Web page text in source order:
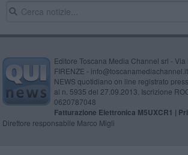
Editore Toscana Media Channel srl -
FIRENZE -
NEWS quotidiano on line registrato
al n. 5935 del 27.09.2013. Iscrizione
0620787048
Fatturazione Elettronica M5UXCR1 |
Direttore responsabile Marco Migli